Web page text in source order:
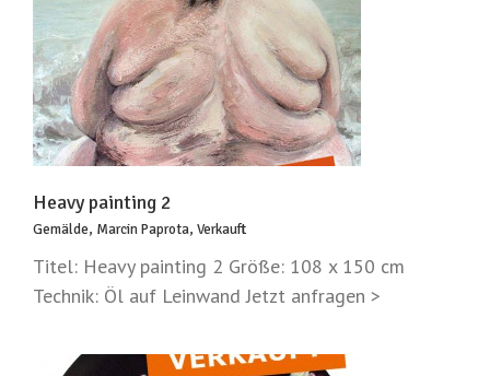
Heavy painting 2
Gemälde, Marcin Paprota, Verkauft
Titel: Heavy painting 2 Größe: 108 x 150 cm
Technik: Öl auf Leinwand Jetzt anfragen >